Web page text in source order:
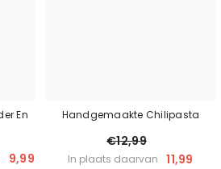
En
9,99
Handgemaakte Chilipasta
€12,99
In plaats daarvan 11,99